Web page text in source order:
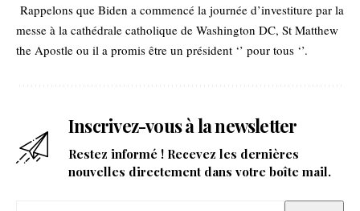
Rappelons que Biden a commencé la journée d’investiture par la
messe à la cathédrale catholique de Washington DC, St Matthew
the Apostle ou il a promis être un président ‘’ pour tous ‘’.
Inscrivez-vous à la newsletter
Restez informé ! Recevez les dernières
nouvelles directement dans votre boîte mail.